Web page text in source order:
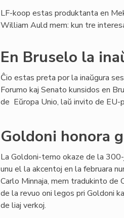
LF-koop estas produktanta en
William Auld mem: kun tre
En Bruselo la
Ĉio estas preta por la inaŭgura
Forumo kaj Senato kunsidos en
de Eŭropa Unio, laŭ invito de EU-
Goldoni honora
La Goldoni-temo okaze de la
unu el la akcentoj en la februara
Carlo Minnaja, mem tradukinto de
de la revuo oni legos pri Goldoni
de liaj verkoj.